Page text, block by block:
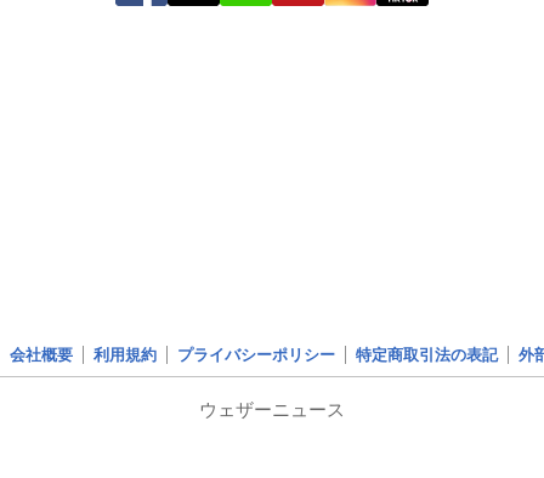
会社概要 利用規約 プライバシーポリシー 特定商取引法の表記 外
ウェザーニュース